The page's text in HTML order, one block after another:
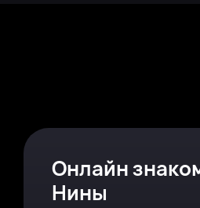
Онлайн
Нины